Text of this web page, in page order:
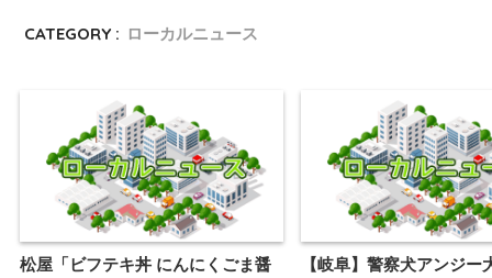
CATEGORY : ローカルニュース
松屋「ビフテキ丼 にんにくごま醤
【岐阜】警察犬アンジ